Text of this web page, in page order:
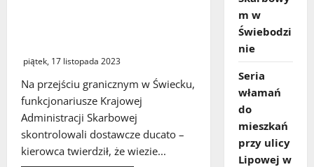
wyłączony
z
ruchu
drogowego
piątek, 17 listopada 2023
Na przejściu granicznym w Świecku,
funkcjonariusze Krajowej
Administracji Skarbowej
skontrolowali dostawcze ducato –
kierowca twierdził, że wiezie...
m w
Świebodzi
nie
Seria
włamań
do
mieszkań
przy ulicy
Lipowej w